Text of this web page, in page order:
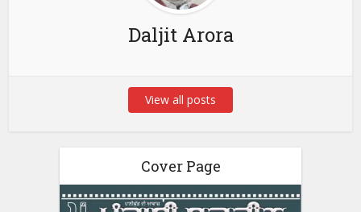
Daljit Arora
View all posts
Cover Page